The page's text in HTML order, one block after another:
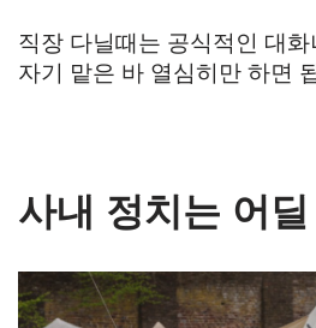
직장 다닐때는 공식적인 대
자기 맡은 바 열심히만 하면
사내 정치는 어